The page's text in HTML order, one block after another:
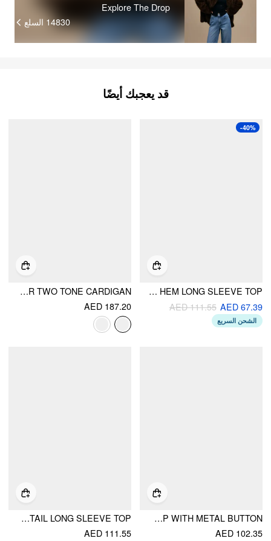
Explore The Drop
14830 السلع
قد يعجبك أيضًا
-40%
COTTON-BLEND POLO RUCHED HANKY HEM LONG SLEEVE TOP
AED 67.39
AED 111.55
الشحن السريع
CABLE KNIT STRIPED COLLAR TWO TONE CARDIGAN
AED 187.20
RUCHED HEM COLLAR SHORT SLEEVE TOP WITH METAL BUTTON
AED 102.35
KNIT POLO METAL DETAIL LONG SLEEVE TOP
AED 111.55